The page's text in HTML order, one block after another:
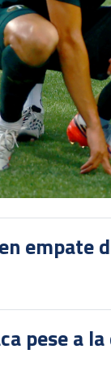
empate
pese a